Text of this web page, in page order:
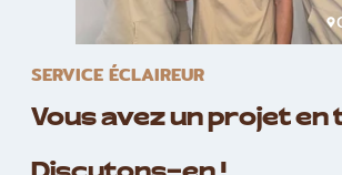
SERVICE ÉCLAIREUR
Vous avez un projet en